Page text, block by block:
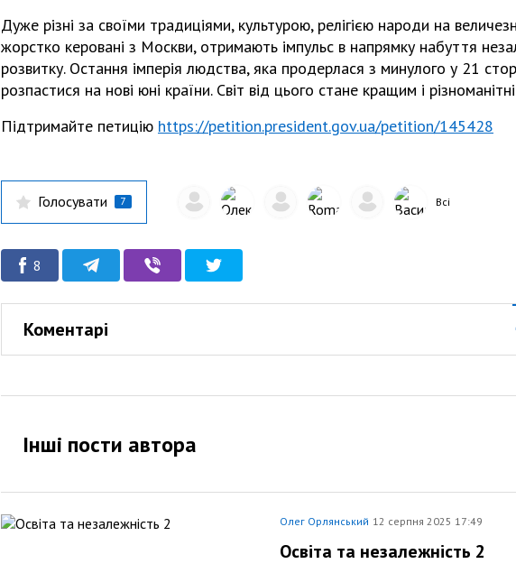
Дуже різні за своїми традиціями, культурою, релігією народи на
жорстко керовані з Москви, отримають імпульс в напрямку набуття
розвитку. Остання імперія людства, яка продерлася з минулого у 21
розпастися на нові юні країни. Світ від цього стане кращим і
Підтримайте петицію https://petition.president.gov.ua/petition/145428
Голосувати 7 Всі
8
Коментарі
Інші пости автора
Олег Орлянський 12 серпня 2025 17:49
Освіта та незалежність 2